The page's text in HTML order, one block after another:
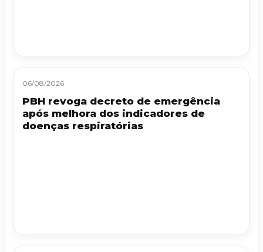
06/08/2026
PBH revoga decreto de emergência
após melhora dos indicadores de
doenças respiratórias